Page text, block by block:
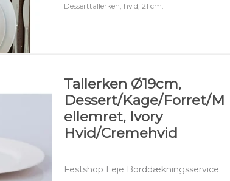
Desserttallerken, hvid, 21 cm.
Tallerken Ø19cm,
Dessert/Kage/Forret/M
ellemret, Ivory
Hvid/Cremehvid
Festshop Leje Borddækningsservice